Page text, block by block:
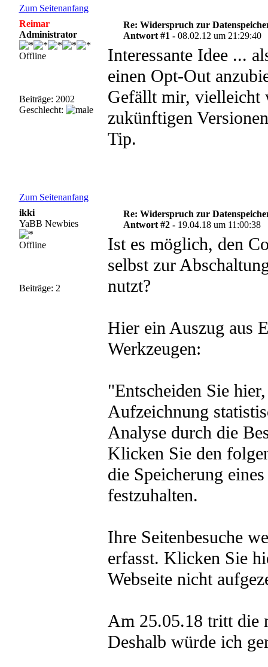
Zum Seitenanfang
Reimar
Administrator
Offline
Beiträge: 2002
Geschlecht:
Re: Widerspruch zur
Antwort #1 -08.02.12 um 21:29:40
Interessante Idee ...
einen Opt-Out
Gefällt mir, vielleicht
zukünftigen
Tip.
Zum Seitenanfang
ikki
YaBB Newbies
Offline
Beiträge: 2
Re: Widerspruch zur
Antwort #2 - 19.04.18 um 11:00:38
Ist es möglich, den
selbst zur
nutzt?
Hier ein Auszug aus
Werkzeugen:
"Entscheiden Sie
Aufzeichnung
Analyse durch die
Klicken Sie den
die Speicherung
festzuhalten.
Ihre Seitenbesuche
erfasst. Klicken Sie
Webseite nicht
Am 25.05.18 tritt die
Deshalb würde ich